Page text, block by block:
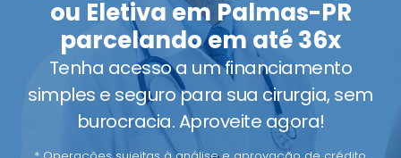
ou Eletiva em Palmas-PR
parcelando em até 36x
Tenha acesso a um financiamento
simples e seguro para sua cirurgia, sem
burocracia. Aproveite agora!